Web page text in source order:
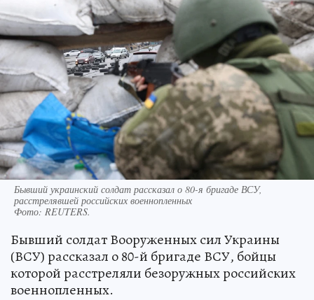
Бывший украинский солдат рассказал о 80-я бригаде ВСУ,
расстрелявшей российских военнопленных
Фото: REUTERS.
Бывший солдат Вооруженных сил Украины
(ВСУ) рассказал о 80-й бригаде ВСУ, бойцы
которой расстреляли безоружных российских
военнопленных.